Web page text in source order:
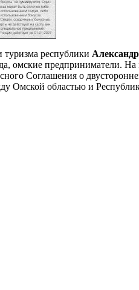
туризма республики
омские предприниматели.
Соглашения о
Омской областью и